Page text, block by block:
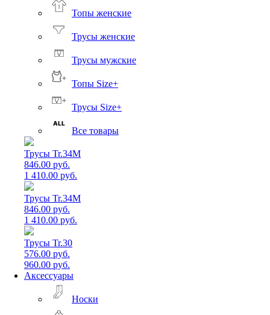
Топы женские
Трусы женские
Трусы мужские
Топы Size+
Трусы Size+
Все товары
Трусы Tr.34M
846.00 руб.
1 410.00 руб.
Трусы Tr.34M
846.00 руб.
1 410.00 руб.
Трусы Tr.30
576.00 руб.
960.00 руб.
Аксессуары
Носки